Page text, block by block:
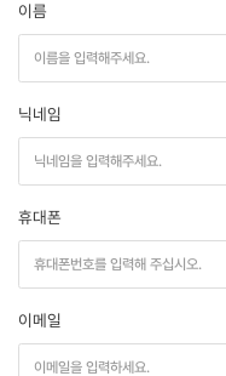
이름
닉네임
휴대폰
이메일